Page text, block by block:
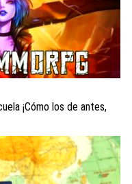
¡Cómo los de antes,